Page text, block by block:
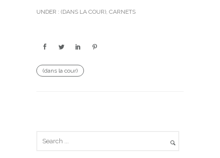
UNDER : (DANS LA COUR), CARNETS
(dans la cour)